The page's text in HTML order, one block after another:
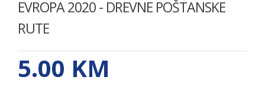
EVROPA 2020 - DREVNE POŠTANSKE
RUTE
5.00 KM